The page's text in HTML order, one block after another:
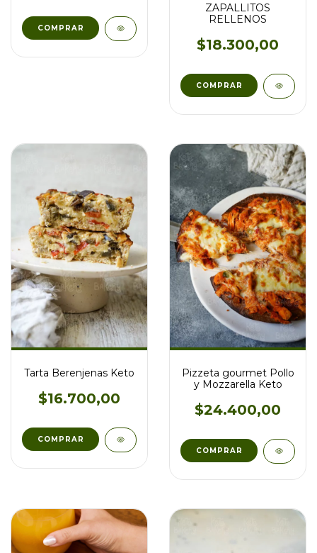
ZAPALLITOS
RELLENOS
$18.300,00
Tarta Berenjenas Keto
$16.700,00
Pizzeta gourmet Pollo
y Mozzarella Keto
$24.400,00